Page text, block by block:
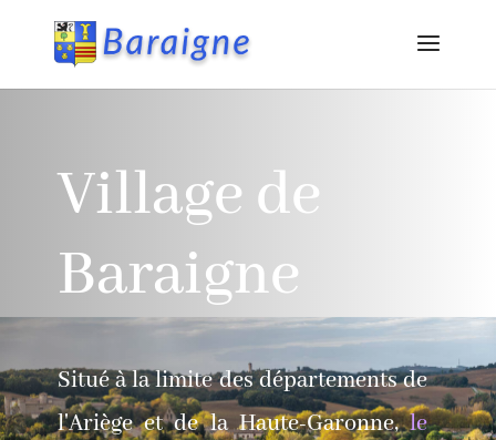
Village de
Baraigne
Situé à la limite des départements de
l'Ariège et de la Haute-Garonne,le